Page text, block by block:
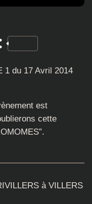
Partager
1 du 17 Avril 2014
est
cette
à VILLERS